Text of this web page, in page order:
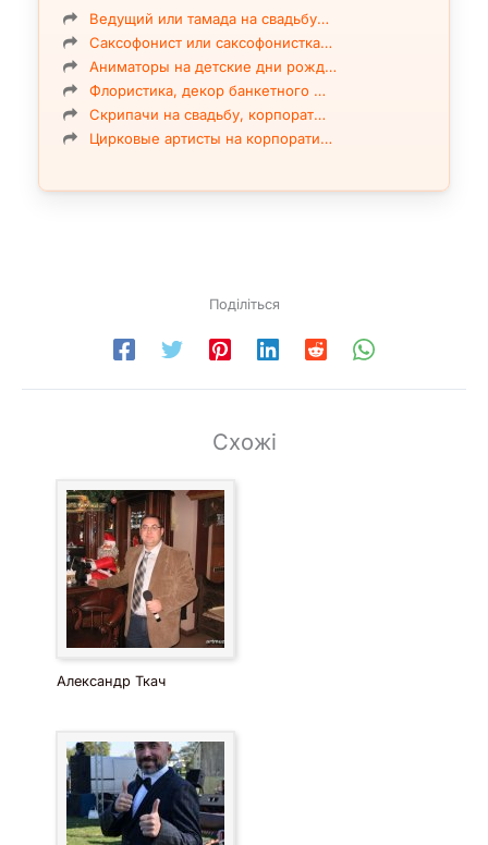
Ведущий или тамада на свадьбу…
Саксофонист или саксофонистка…
Аниматоры на детские дни рожд…
Флористика, декор банкетного …
Скрипачи на свадьбу, корпорат…
Цирковые артисты на корпорати…
Поділіться
Схожі
Александр Ткач